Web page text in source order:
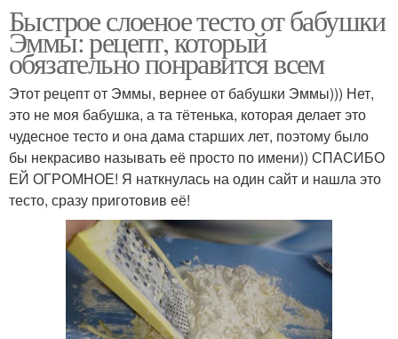
Быстрое слоеное тесто от бабушки
Эммы: рецепт, который
обязательно понравится всем
Этот рецепт от Эммы, вернее от бабушки Эммы))) Нет,
это не моя бабушка, а та тётенька, которая делает это
чудесное тесто и она дама старших лет, поэтому было
бы некрасиво называть её просто по имени)) СПАСИБО
ЕЙ ОГРОМНОЕ! Я наткнулась на один сайт и нашла это
тесто, сразу приготовив её!